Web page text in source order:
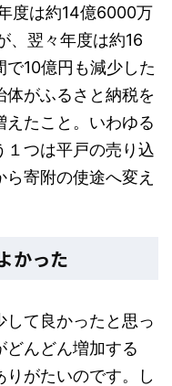
度は約14億6000万
、翌々年度は約16
10億円も減少した
がふるさと納税を
たこと。いわゆる
１つは平戸の売り込
寄附の使途へ変え
かった
して良かったと思っ
どんどん増加する
りがたいのです。し